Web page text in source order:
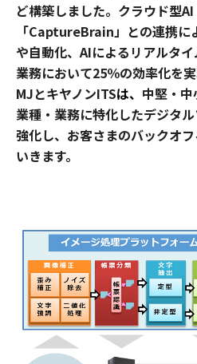
ど構築しました。 クラウド型AI
「CaptureBrain」との連携に
や自動化、AIによるリアルタイ
業務において25％の効率化を実
MJとキヤノンITSは、 中堅・
業種・業務に特化したデジタ
強化し、お客さまのバックオ
いきます。